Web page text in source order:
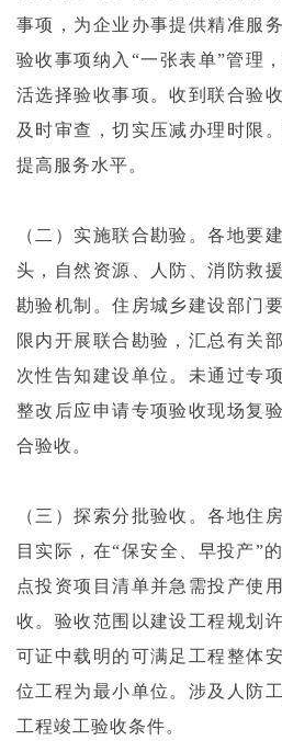
事项，为企业办事提供精准服
验收事项纳入“一张表单”管理
活选择验收事项。收到联合验
及时审查，切实压减办理时限
提高服务水平。
（二）实施联合勘验。各地要
头，自然资源、人防、消防救
勘验机制。住房城乡建设部门
限内开展联合勘验，汇总有关
次性告知建设单位。未通过专
整改后应申请专项验收现场复
合验收。
（三）探索分批验收。各地住
目实际，在“保安全、早投产”
点投资项目清单并急需投产使
收。验收范围以建设工程规划
可证中载明的可满足工程整体
位工程为最小单位。涉及人防
工程竣工验收条件。